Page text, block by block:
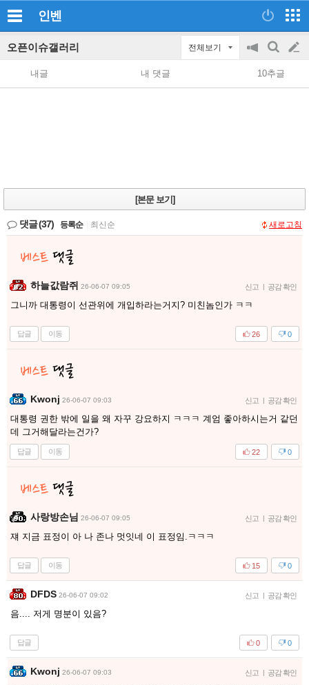
인벤
오픈이슈갤러리 전체보기
공
지
on/off
검
색
글
쓰
내글 내 댓글 10추글
[본문 보기]
댓글(37) 등록순 최신순 새로고침
하늘값람쥐 26-06-07 09:05 신고 | 공감 확인
그니까 대통령이 선관위에 개입하라는거지? 미친놈인가 ㅋㅋ
답글 이동 0
26
Kwonj 26-06-07 09:03 신고 | 공감 확인
대통령 권한 밖에 일을 왜 자꾸 강요하지 ㅋㅋㅋ 계엄 좋아하시는거 같던
데 그거해달라는건가?
답글 이동 0
22
사랑방손님 26-06-07 09:05 신고 | 공감 확인
쟤 지금 표정이 아 나 존나 멋잇네 이 표정임.ㅋㅋㅋ
답글 이동 0
15
DFDS 26-06-07 09:02 신고 | 공감 확인
음.... 저게 명분이 있음?
답글 0
0
Kwonj 26-06-07 09:03 신고 | 공감 확인